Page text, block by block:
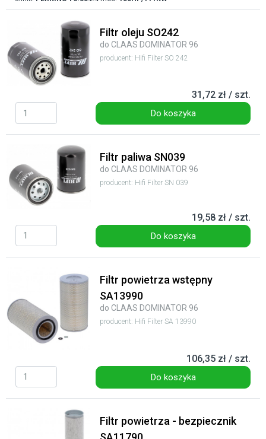
Filtr oleju SO242
do CLAAS DOMINATOR 96
producent: Hifi Filter SO 242
31,72 zł / szt.
Do koszyka
Filtr paliwa SN039
do CLAAS DOMINATOR 96
producent: Hifi Filter SN 039
19,58 zł / szt.
Do koszyka
Filtr powietrza wstępny
SA13990
do CLAAS DOMINATOR 96
producent: Hifi Filter SA 13990
106,35 zł / szt.
Do koszyka
Filtr powietrza - bezpiecznik